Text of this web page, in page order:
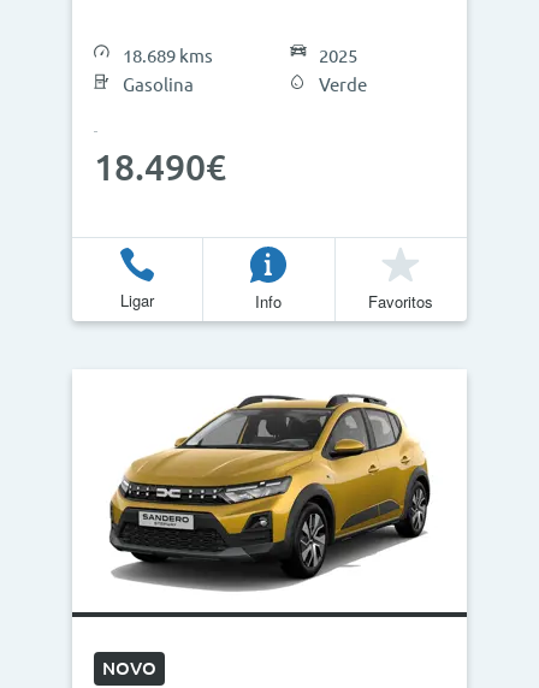
18.689 kms
Gasolina
2025
Verde
18.490€
Ligar Info Favoritos
NOVO